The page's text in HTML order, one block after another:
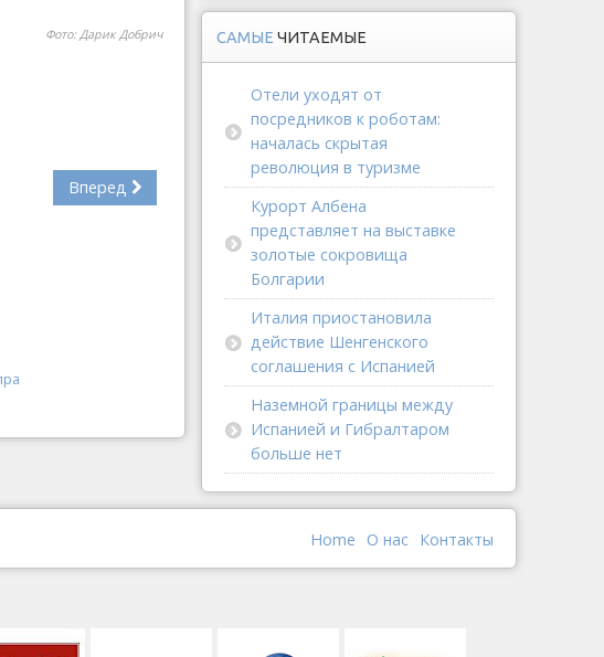
Фото: Дарик Добрич
Вперед
САМЫЕ ЧИТАЕМЫЕ
Отели уходят от
посредников к роботам:
началась скрытая
революция в туризме
Курорт Албена
представляет на выставке
золотые сокровища
Болгарии
Италия приостановила
действие Шенгенского
соглашения с Испанией
Наземной границы между
Испанией и Гибралтаром
больше нет
Контакты
О наc
Home